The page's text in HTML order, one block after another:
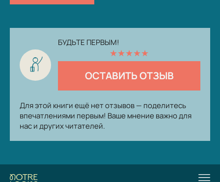
БУДЬТЕ ПЕРВЫМ!
★★★★★
ОСТАВИТЬ ОТЗЫВ
Для этой книги ещё нет отзывов — поделитесь
впечатлениями первым! Ваше мнение важно для
нас и других читателей.